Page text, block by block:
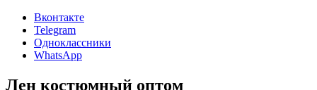
Вконтакте
Telegram
Одноклассники
WhatsApp
Лен костюмный оптом